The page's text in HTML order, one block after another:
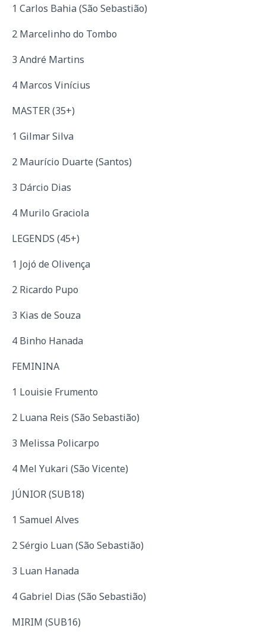
1 Carlos Bahia (São Sebastião)
2 Marcelinho do Tombo
3 André Martins
4 Marcos Vinícius
MASTER (35+)
1 Gilmar Silva
2 Maurício Duarte (Santos)
3 Dárcio Dias
4 Murilo Graciola
LEGENDS (45+)
1 Jojó de Olivença
2 Ricardo Pupo
3 Kias de Souza
4 Binho Hanada
FEMININA
1 Louisie Frumento
2 Luana Reis (São Sebastião)
3 Melissa Policarpo
4 Mel Yukari (São Vicente)
JÚNIOR (SUB18)
1 Samuel Alves
2 Sérgio Luan (São Sebastião)
3 Luan Hanada
4 Gabriel Dias (São Sebastião)
MIRIM (SUB16)